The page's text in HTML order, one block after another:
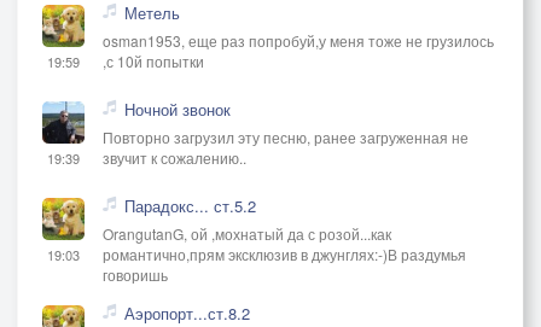
19:59
Метель
osman1953, еще раз попробуй,у меня тоже не грузилось
,с 10й попытки
19:39
Ночной звонок
Повторно загрузил эту песню, ранее загруженная не
звучит к сожалению..
19:03
Парадокс... ст.5.2
OrangutanG, ой ,мохнатый да с розой...как
романтично,прям эксклюзив в джунглях:-)В раздумья
говоришь
Аэропорт...ст.8.2